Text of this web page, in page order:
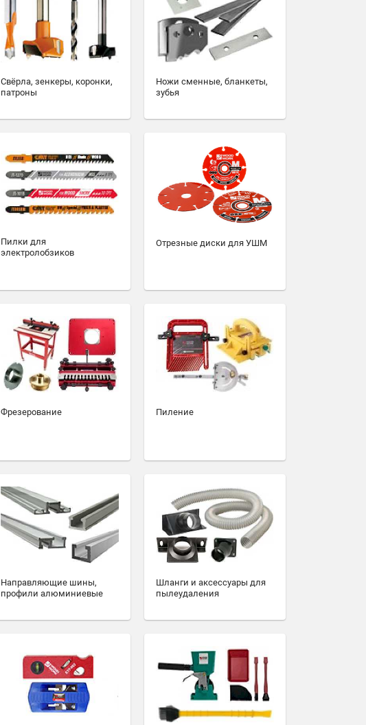
Свёрла, зенкеры, коронки,
патроны
Ножи сменные, бланкеты,
зубья
Пилки для
электролобзиков
Отрезные диски для УШМ
Фрезерование Пиление
Направляющие шины,
профили алюминиевые
Шланги и аксессуары для
пылеудаления